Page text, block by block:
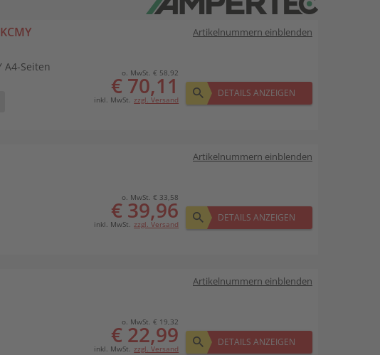
Artikelnummern einblenden
A4-Seiten
o. MwSt. € 58,92
€ 70,11
inkl. MwSt. zzgl. Versand
DETAILS ANZEIGEN
Artikelnummern einblenden
o. MwSt. € 33,58
€ 39,96
inkl. MwSt. zzgl. Versand
DETAILS ANZEIGEN
Artikelnummern einblenden
o. MwSt. € 19,32
€ 22,99
inkl. MwSt. zzgl. Versand
DETAILS ANZEIGEN